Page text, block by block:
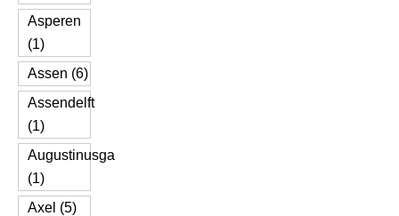
Asperen
(1)
Assen (6)
Assendelft
(1)
Augustinusga
(1)
Axel (5)